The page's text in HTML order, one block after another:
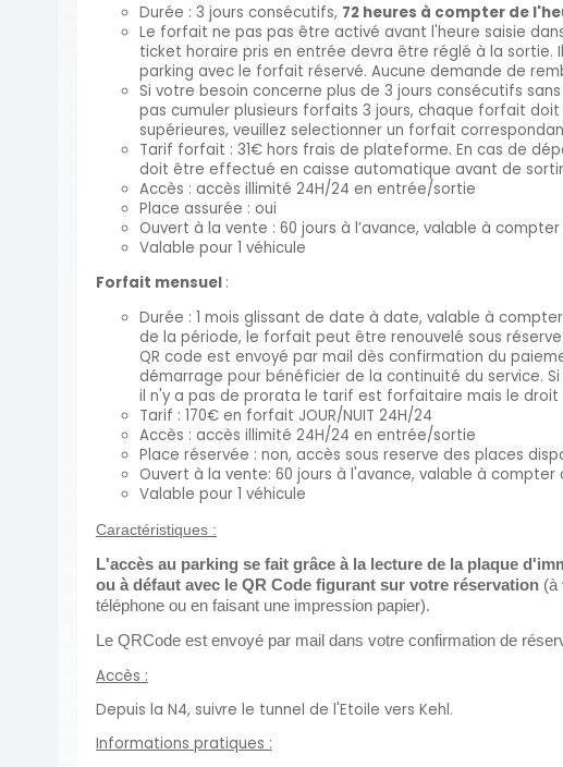
Durée : 3 jours consécutifs, 72 heures à compter de
Le forfait ne pas pas être activé avant l'heure saisie
ticket horaire pris en entrée devra être réglé à la sortie.
parking avec le forfait réservé. Aucune demande de
Si votre besoin concerne plus de 3 jours consécutifs
pas cumuler plusieurs forfaits 3 jours, chaque forfait
supérieures, veuillez selectionner un forfait
Tarif forfait : 31€ hors frais de plateforme. En cas de
doit être effectué en caisse automatique avant de
Accès : accès illimité 24H/24 en entrée/sortie
Place assurée : oui
Ouvert à la vente : 60 jours à l’avance, valable à
Valable pour 1 véhicule
Forfait mensuel :
Durée : 1 mois glissant de date à date, valable à compter
de la période, le forfait peut être renouvelé sous
QR code est envoyé par mail dès confirmation du
démarrage pour bénéficier de la continuité du service.
il n'y a pas de prorata le tarif est forfaitaire mais le
Tarif : 170€ en forfait JOUR/NUIT 24H/24
Accès : accès illimité 24H/24 en entrée/sortie
Place réservée : non, accès sous reserve des places
Ouvert à la vente: 60 jours à l'avance, valable à
Valable pour 1 véhicule
Caractéristiques :
L'accès au parking se fait grâce à la lecture de la plaque
ou à défaut avec le QR Code figurant sur votre réservation (à
téléphone ou en faisant une impression papier).
Le QRCode est envoyé par mail dans votre confirmation de
Accès :
Depuis la N4, suivre le tunnel de l'Etoile vers Kehl.
Informations pratiques :